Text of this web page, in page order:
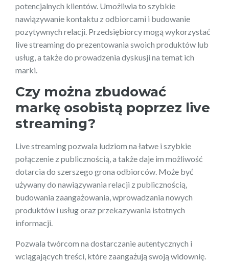
potencjalnych klientów. Umożliwia to szybkie
nawiązywanie kontaktu z odbiorcami i budowanie
pozytywnych relacji. Przedsiębiorcy mogą wykorzystać
live streaming do prezentowania swoich produktów lub
usług, a także do prowadzenia dyskusji na temat ich
marki.
Czy można zbudować
markę osobistą poprzez live
streaming?
Live streaming pozwala ludziom na łatwe i szybkie
połączenie z publicznością, a także daje im możliwość
dotarcia do szerszego grona odbiorców. Może być
używany do nawiązywania relacji z publicznością,
budowania zaangażowania, wprowadzania nowych
produktów i usług oraz przekazywania istotnych
informacji.
Pozwala twórcom na dostarczanie autentycznych i
wciągających treści, które zaangażują swoją widownię.